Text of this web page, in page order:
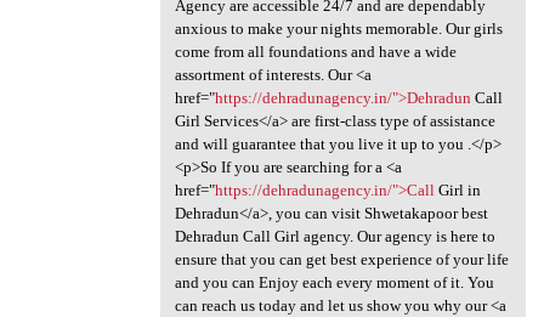
Agency are accessible 24/7 and are dependably
anxious to make your nights memorable. Our girls
come from all foundations and have a wide
assortment of interests. Our <a
href="https://dehradunagency.in/">Dehradun Call
Girl Services</a> are first-class type of assistance
and will guarantee that you live it up to you .</p>
<p>So If you are searching for a <a
href="https://dehradunagency.in/">Call Girl in
Dehradun</a>, you can visit Shwetakapoor best
Dehradun Call Girl agency. Our agency is here to
ensure that you can get best experience of your life
and you can Enjoy each every moment of it. You
can reach us today and let us show you why our <a